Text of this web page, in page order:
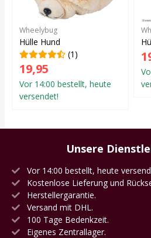
Wheelybug
Hülle Hund
(1)
19,95
Vor 14:00 bestellt, heute
versendet!
Unsere
Vor 14:00 bestellt, heute
Kostenlose Lieferung und
Herstellergarantie.
Versand mit DHL.
100 Tage Bedenkzeit.
Eigenes Zentrallager.